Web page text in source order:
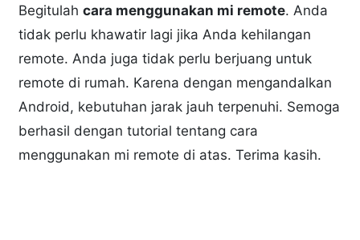
Begitulahcara menggunakan mi remote. Anda
tidak perlu khawatir lagi jika Anda kehilangan
remote. Anda juga tidak perlu berjuang untuk
remote di rumah. Karena dengan mengandalkan
Android, kebutuhan jarak jauh terpenuhi. Semoga
berhasil dengan tutorial tentang cara
menggunakan mi remote di atas. Terima kasih.